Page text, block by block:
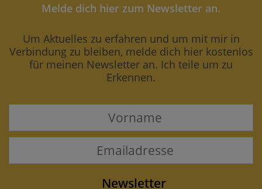
Melde dich hier zum Newsletter an.
Um Aktuelles zu erfahren und um mit mir in
Verbindung zu bleiben, melde dich hier kostenlos
für meinen Newsletter an. Ich teile um zu
Erkennen.